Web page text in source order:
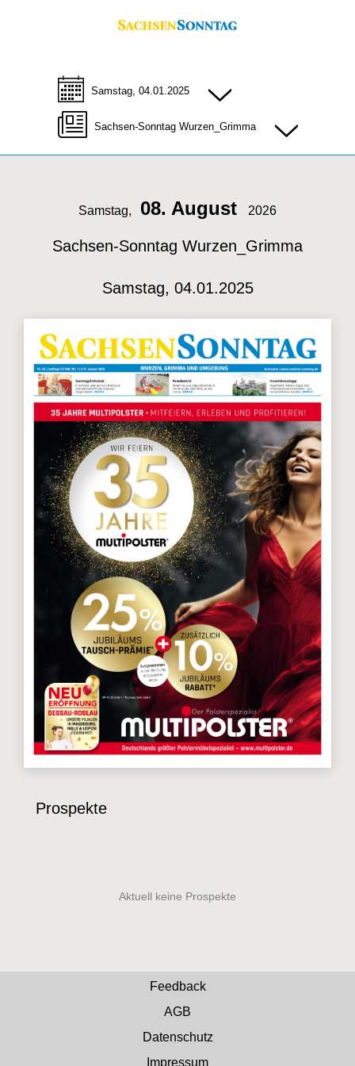
Samstag, 04.01.2025
Sachsen-Sonntag Wurzen_Grimma
Samstag, 08. August 2026
Sachsen-Sonntag Wurzen_Grimma
Samstag, 04.01.2025
Prospekte
Feedback
AGB
Datenschutz
Impressum